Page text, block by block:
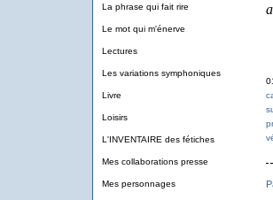
La phrase qui fait rire
Le mot qui m'énerve
Lectures
Les variations symphoniques
Livre
Loisirs
L'INVENTAIRE des fétiches
Mes collaborations presse
Mes personnages